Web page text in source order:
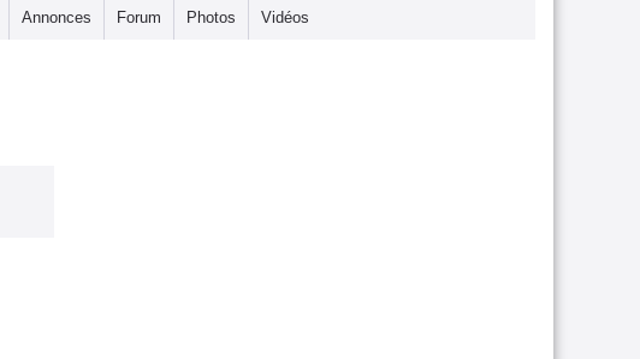
Annonces Forum Photos Vidéos